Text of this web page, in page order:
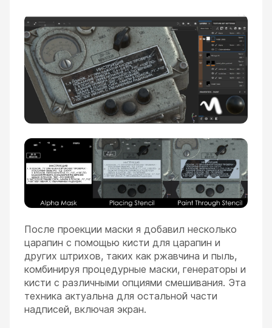
После проекции маски я добавил несколько
царапин с помощью кисти для царапин и
других штрихов, таких как ржавчина и пыль,
комбинируя процедурные маски, генераторы и
кисти с различными опциями смешивания. Эта
техника актуальна для остальной части
надписей, включая экран.